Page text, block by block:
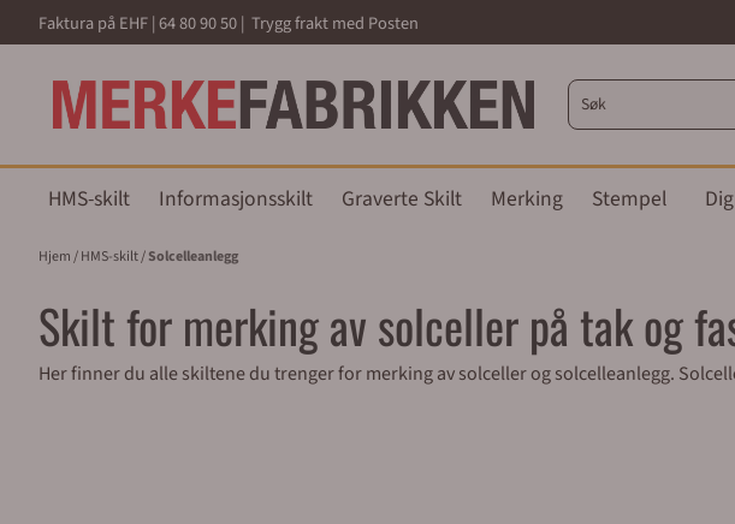
Hopp til innhold
Faktura på EHF | 64 80 90 50 | Trygg frakt med Posten
HMS-skilt Informasjonsskilt Graverte Skilt Merking Stempel
Hjem/HMS-skilt/Solcelleanlegg
Skilt for merking av solceller på tak og
Her finner du alle skiltene du trenger for merking av solceller og solcelleanlegg.